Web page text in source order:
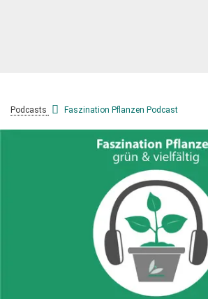
Podcasts Faszination Pflanzen Podcast